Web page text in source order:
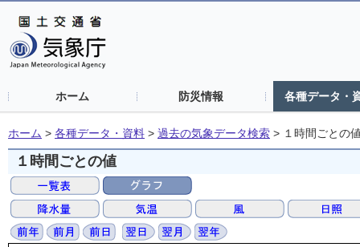
ホーム 防災情報 各種データ・
ホーム > 各種データ・資料 > 過去の気象データ検索 > １時間ごとの
１時間ごとの値